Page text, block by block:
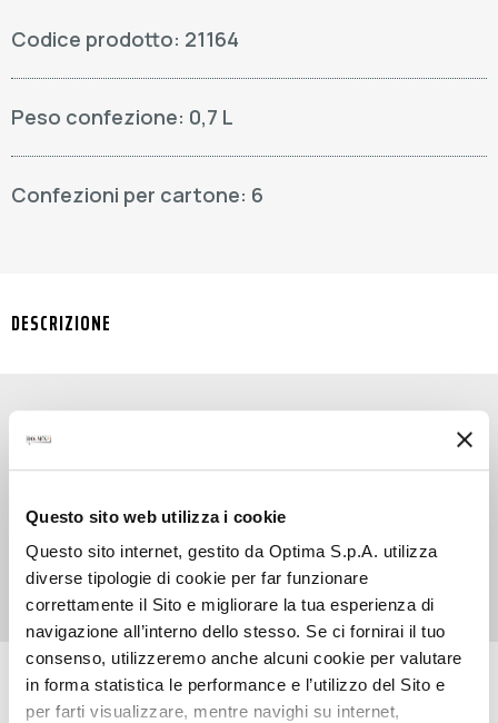
Questo sito web utilizza i cookie
Questo sito internet, gestito da Optima S.p.A. utilizza
diverse tipologie di cookie per far funzionare
correttamente il Sito e migliorare la tua esperienza di
navigazione all’interno dello stesso. Se ci fornirai il tuo
consenso, utilizzeremo anche alcuni cookie per valutare
in forma statistica le performance e l’utilizzo del Sito e
per farti visualizzare, mentre navighi su internet,
Codice prodotto: 21164
Peso confezione: 0,7 L
Confezioni per cartone: 6
DESCRIZIONE
Solo il meglio per i tuoi drink: 100% Agave Syrup
DOuMIX? garantisce dolcezza naturale e gusto
bilanciato, senza rinunciare alla qualità. 100%
agave, 0% compromessi, per professionisti che
puntano all’eccellenza.
RICETTE CON QUESTO PRODOTTO